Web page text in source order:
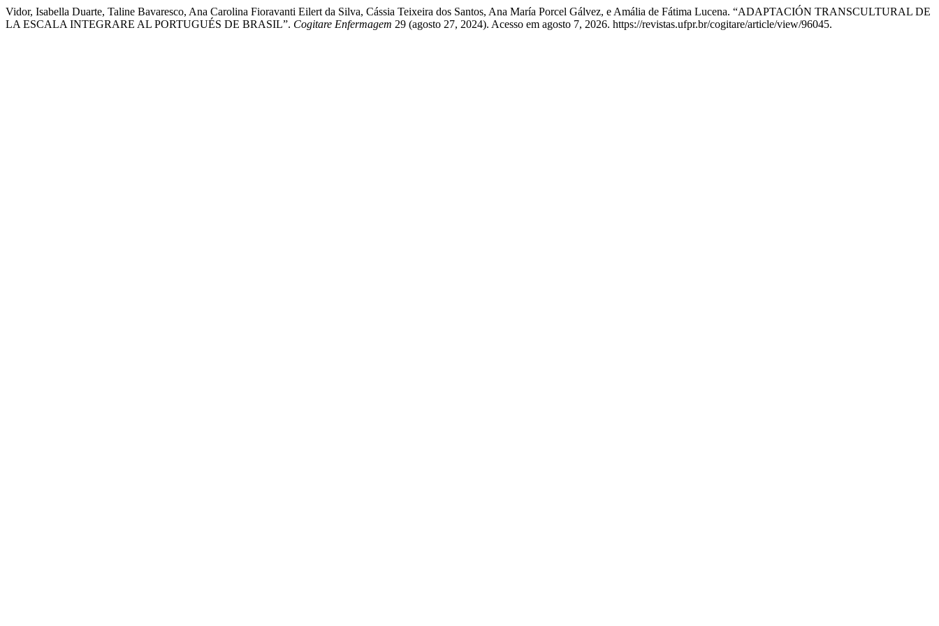
Vidor, Isabella Duarte, Taline Bavaresco, Ana Carolina Fioravanti Eilert da Silva, Cássia Teixeira dos Santos, Ana María Porcel Gálvez, e Amália de Fátima Lucena. “ADAPTACIÓN TRANSCULTURAL DE
LA ESCALA INTEGRARE AL PORTUGUÉS DE BRASIL”. Cogitare Enfermagem 29 (agosto 27, 2024). Acesso em agosto 7, 2026. https://revistas.ufpr.br/cogitare/article/view/96045.